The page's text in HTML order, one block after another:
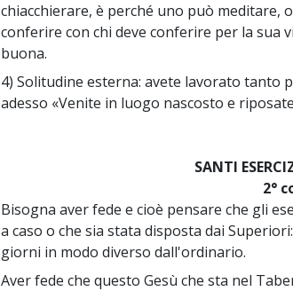
chiacchierare, è perché uno può meditare,
conferire con chi deve conferire per la sua
buona.
4) Solitudine esterna: avete lavorato tanto
adesso «Venite in luogo nascosto e
SANTI
2°
Bisogna aver fede e cioè pensare che gli
a caso o che sia stata disposta dai
giorni in modo diverso dall'ordinario.
Aver fede che questo Gesù che sta nel